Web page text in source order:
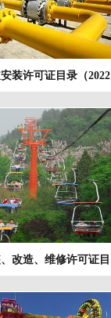
装许可证目录（2022
版）
改造、维修许可证目
2022版）